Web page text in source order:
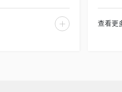
查看更